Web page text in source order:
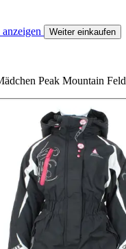
Weiter einkaufen
Peak Mountain